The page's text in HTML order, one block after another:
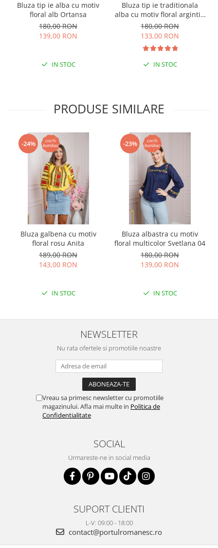
Bluza tip ie alba cu motiv
floral alb Ortansa
180,00 RON
139,00 RON
IN STOC
Bluza tip ie traditionala
alba cu motiv floral argintiu
Angelica 02
180,00 RON
133,00 RON
IN STOC
PRODUSE SIMILARE
-24%
Bluza galbena cu motiv
floral rosu Anita
189,00 RON
143,00 RON
IN STOC
-23%
Bluza albastra cu motiv
floral multicolor Svetlana 04
180,00 RON
139,00 RON
IN STOC
NEWSLETTER
Nu rata ofertele si promotiile noastre
Vreau sa primesc newsletter cu promotiile
magazinului. Afla mai multe in Politica de
Confidentialitate
SOCIAL
Urmareste-ne in social media
SUPORT CLIENTI
L-V: 09:00 - 18:00
contact@portulromanesc.ro